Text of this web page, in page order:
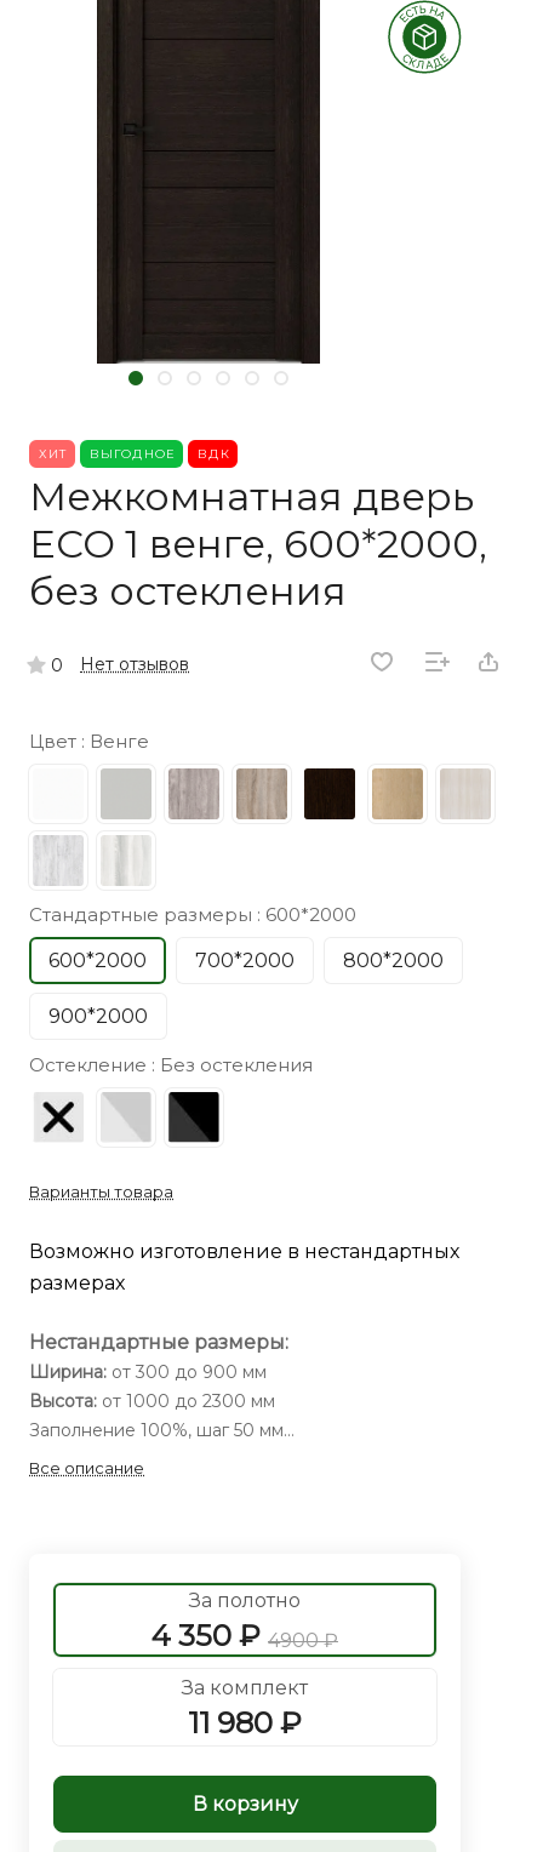
ХИТ ВЫГОДНОЕ ВДК
Межкомнатная дверь
ECO 1 венге, 600*2000,
без остекления
0 Нет отзывов
Цвет : Венге
Стандартные размеры : 600*2000
600*2000
700*2000 800*2000
900*2000
Остекление : Без остекления
Варианты товара
Возможно изготовление в нестандартных
размерах
Нестандартные размеры:
Ширина: от 300 до 900 мм
Высота: от 1000 до 2300 мм
Заполнение 100%, шаг 50 мм
Все описание
За полотно
4 350 ₽ 4900 ₽
За комплект
11 980 ₽
В корзину